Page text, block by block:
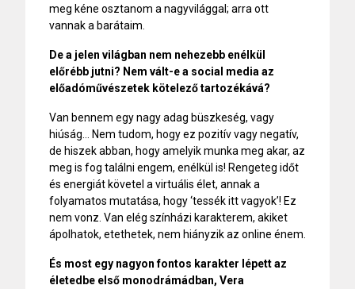
meg kéne osztanom a nagyvilággal; arra ott
vannak a barátaim.
De a jelen világban nem nehezebb enélkül
előrébb jutni? Nem vált-e a social media az
előadóművészetek kötelező tartozékává?
Van bennem egy nagy adag büszkeség, vagy
hiúság… Nem tudom, hogy ez pozitív vagy negatív,
de hiszek abban, hogy amelyik munka meg akar, az
meg is fog találni engem, enélkül is! Rengeteg időt
és energiát követel a virtuális élet, annak a
folyamatos mutatása, hogy ‘tessék itt vagyok’! Ez
nem vonz. Van elég színházi karakterem, akiket
ápolhatok, etethetek, nem hiányzik az online énem.
És most egy nagyon fontos karakter lépett az
életedbe első monodrámádban, Vera